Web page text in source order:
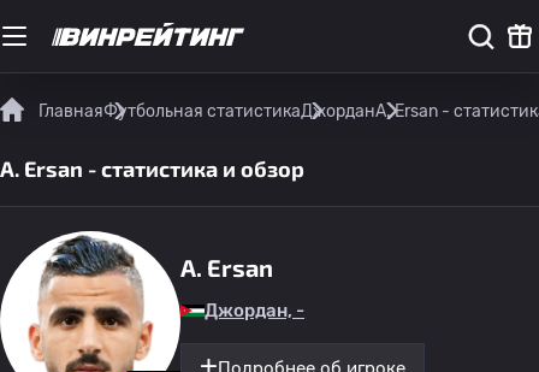
ГлавнаяФутбольная статистикаДжорданA. Ersan -
A. Ersan - статистика и обзор
A. Ersan
Джордан, -